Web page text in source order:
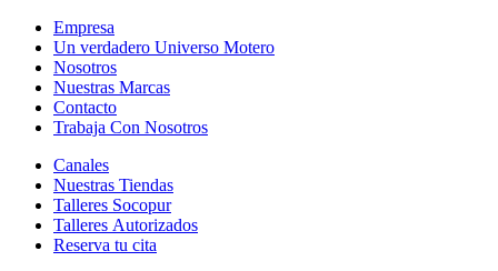
Empresa
Un verdadero Universo Motero
Nosotros
Nuestras Marcas
Contacto
Trabaja Con Nosotros
Canales
Nuestras Tiendas
Talleres Socopur
Talleres Autorizados
Reserva tu cita